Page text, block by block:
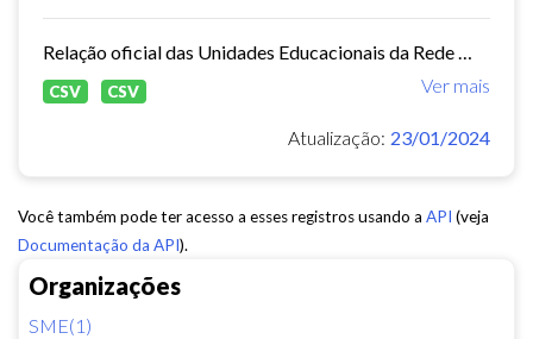
Organizações
SME(1)
Ver mais
CSV CSV
Atualização: 23/01/2024
Você também pode ter acesso a esses registros usando a API (veja
Documentação da API).